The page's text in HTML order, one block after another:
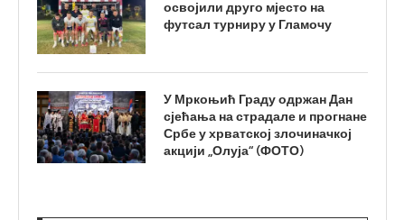
освојили друго мјесто на
футсал турниру у Гламочу
У Мркоњић Граду одржан Дан
сјећања на страдале и прогнане
Србе у хрватској злочиначкој
акцији „Олуја“ (ФОТО)